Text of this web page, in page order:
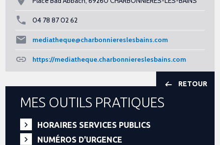
04 78 87 02 62
mediatheque@charbonniereslesbains.com
https://mediatheque.charbonniereslesbains.com
RETOUR
MES OUTILS PRATIQUES
HORAIRES SERVICES PUBLICS
NUMÉROS D'URGENCE